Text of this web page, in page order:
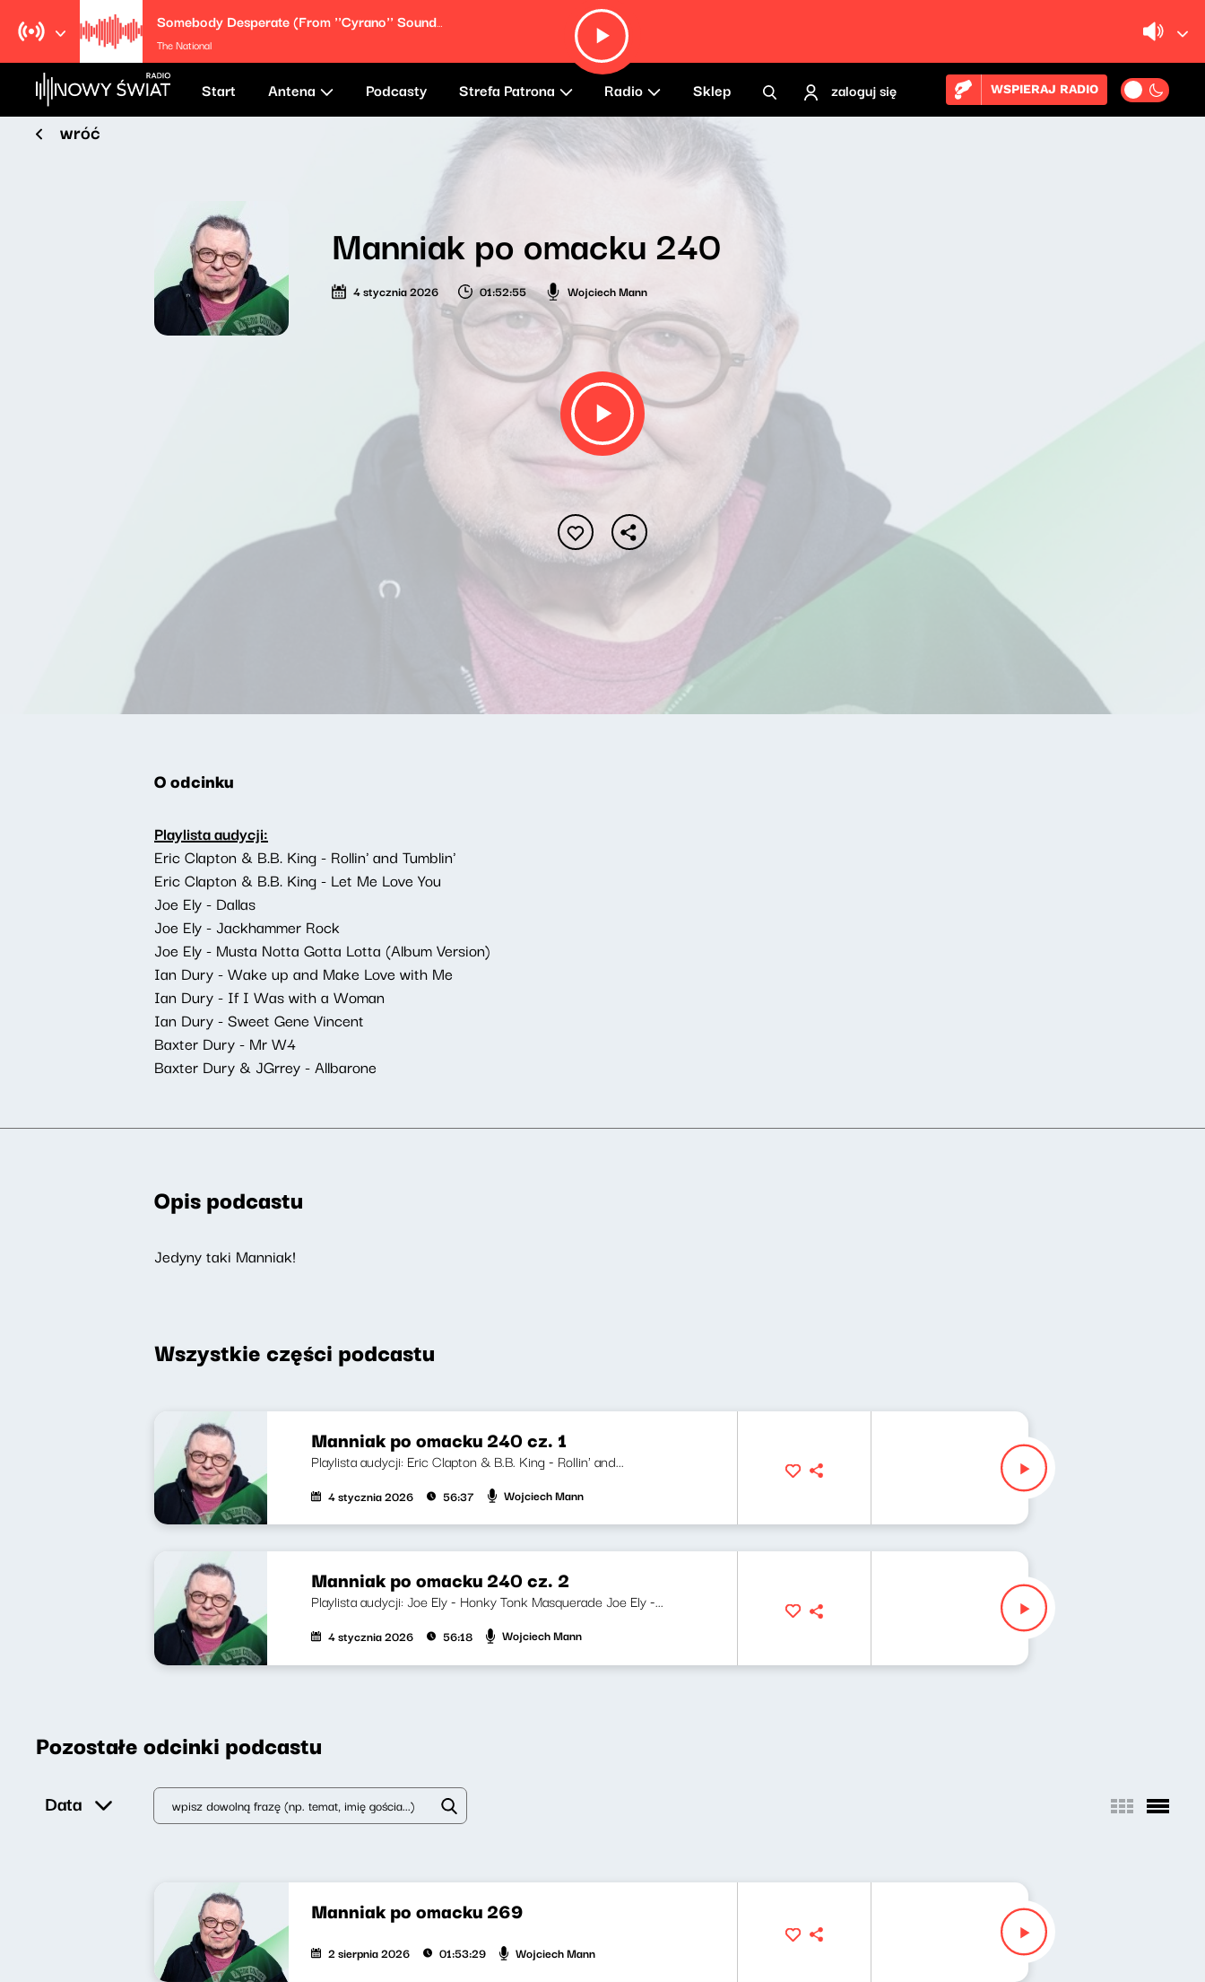
Somebody Desperate (From ''Cyrano'' Soundtrack)
The National
Start Antena Podcasty Strefa Patrona Radio Sklep zaloguj się WSPIERAJ RADIO
wróć
Manniak po omacku 240
4 stycznia 2026 01:52:55 Wojciech Mann
O odcinku
Playlista audycji:
Eric Clapton & B.B. King - Rollin' and Tumblin'
Eric Clapton & B.B. King - Let Me Love You
Joe Ely - Dallas
Joe Ely - Jackhammer Rock
Joe Ely - Musta Notta Gotta Lotta (Album Version)
Ian Dury - Wake up and Make Love with Me
Ian Dury - If I Was with a Woman
Ian Dury - Sweet Gene Vincent
Baxter Dury - Mr W4
Baxter Dury & JGrrey - Allbarone
Opis podcastu
Jedyny taki Manniak!
Wszystkie części podcastu
Manniak po omacku 240 cz. 1
Playlista audycji: Eric Clapton & B.B. King - Rollin' and...
4 stycznia 2026 56:37 Wojciech Mann
Manniak po omacku 240 cz. 2
Playlista audycji: Joe Ely - Honky Tonk Masquerade Joe Ely -...
4 stycznia 2026 56:18 Wojciech Mann
Pozostałe odcinki podcastu
Data
Manniak po omacku 269
2 sierpnia 2026 01:53:29 Wojciech Mann